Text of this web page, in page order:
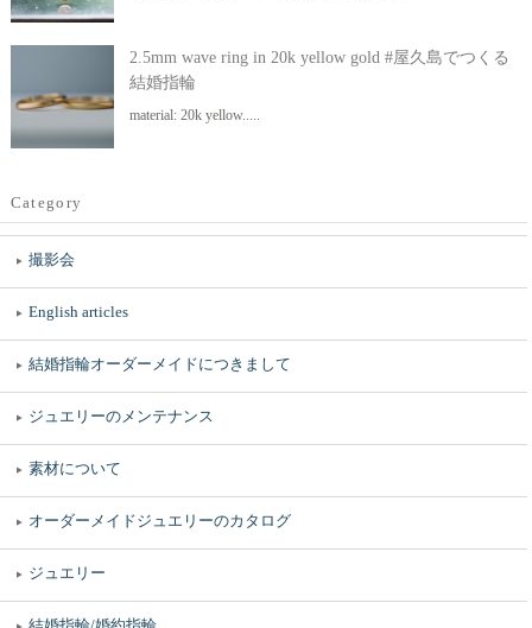
2.5mm wave ring in 20k yellow gold #屋久島でつくる
結婚指輪
material: 20k yellow.....
Category
撮影会
English articles
結婚指輪オーダーメイドにつきまして
ジュエリーのメンテナンス
素材について
オーダーメイドジュエリーのカタログ
ジュエリー